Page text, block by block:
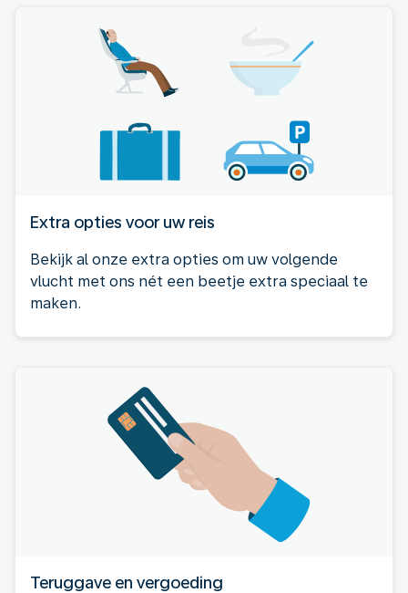
Extra opties voor uw reis
Bekijk al onze extra opties om uw volgende
vlucht met ons nét een beetje extra speciaal te
maken.
Teruggave en vergoeding